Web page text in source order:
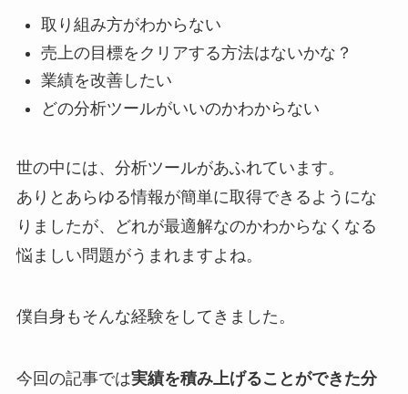
取り組み方がわからない
売上の目標をクリアする方法はないかな？
業績を改善したい
どの分析ツールがいいのかわからない
世の中には、分析ツールがあふれています。
ありとあらゆる情報が簡単に取得できるようにな
りましたが、どれが最適解なのかわからなくなる
悩ましい問題がうまれますよね。
僕自身もそんな経験をしてきました。
今回の記事では実績を積み上げることができた分